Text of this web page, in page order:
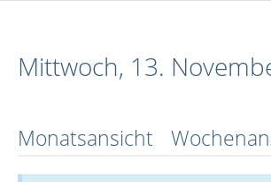
Mittwoch, 13.
Monatsansicht